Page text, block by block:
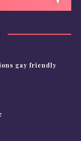
gay friendly